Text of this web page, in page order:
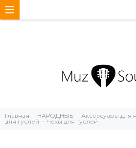
Главная НАРОДНЫЕ Аксессуары для
для гуслей
Чехы для гуслей